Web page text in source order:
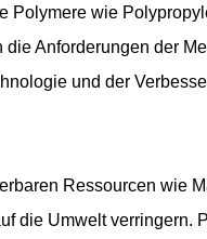
Polymere wie
Anforderungen der
und der
Ressourcen wie
die Umwelt verringern.